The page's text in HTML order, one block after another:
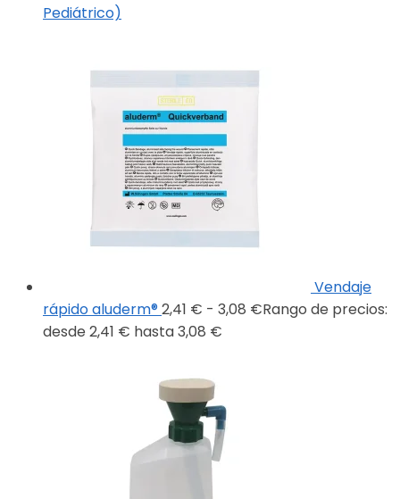
Pediátrico)
Vendaje
rápido aluderm®2,41 € - 3,08 €Rango de precios:
desde 2,41 € hasta 3,08 €